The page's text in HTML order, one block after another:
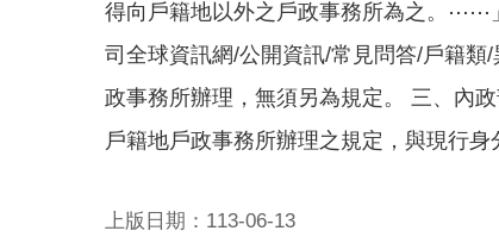
得向戶籍地以外之戶政事務所為之。⋯⋯
司全球資訊網/公開資訊/常見問答/戶籍
政事務所辦理，無須另為規定。 三、內
戶籍地戶政事務所辦理之規定，與現行
上版日期：113-06-13